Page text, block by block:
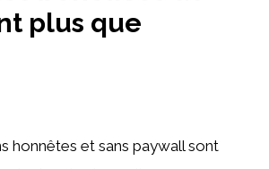
plus que
honnêtes et sans paywall sont